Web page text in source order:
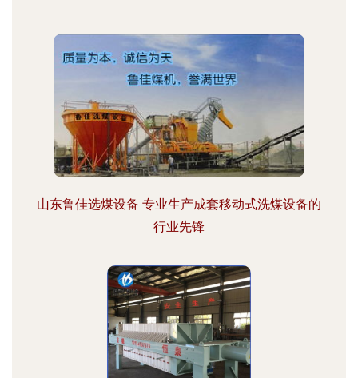
山东鲁佳选煤设备 专业生产成套移动式洗煤设备的
行业先锋